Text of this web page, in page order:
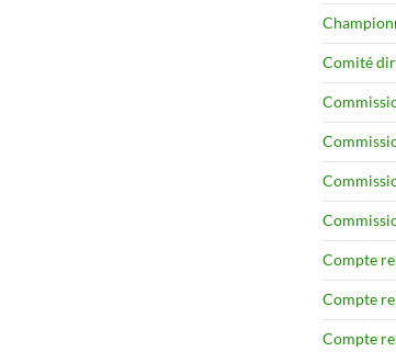
Comité
Compte
Compte
Compte